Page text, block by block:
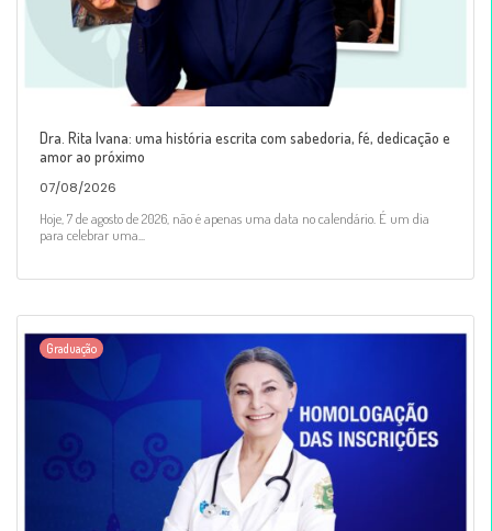
Dra. Rita Ivana: uma história escrita com sabedoria, fé, dedicação e
amor ao próximo
07/08/2026
Hoje, 7 de agosto de 2026, não é apenas uma data no calendário. É um dia
para celebrar uma...
Graduação